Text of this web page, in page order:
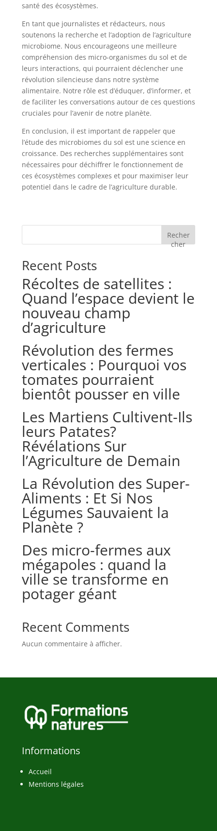
santé des écosystèmes.
En tant que journalistes et rédacteurs, nous
soutenons la recherche et l’adoption de l’agriculture
microbiome. Nous encourageons une meilleure
compréhension des micro-organismes du sol et de
leurs interactions, qui pourraient déclencher une
révolution silencieuse dans notre système
alimentaire. Notre rôle est d’éduquer, d’informer, et
de faciliter les conversations autour de ces questions
cruciales pour l’avenir de notre planète.
En conclusion, il est important de rappeler que
l’étude des microbiomes du sol est une science en
croissance. Des recherches supplémentaires sont
nécessaires pour déchiffrer le fonctionnement de
ces écosystèmes complexes et pour maximiser leur
potentiel dans le cadre de l’agriculture durable.
Recher
cher
Recent Posts
Récoltes de satellites :
Quand l’espace devient le
nouveau champ
d’agriculture
Révolution des fermes
verticales : Pourquoi vos
tomates pourraient
bientôt pousser en ville
Les Martiens Cultivent-Ils
leurs Patates?
Révélations Sur
l’Agriculture de Demain
La Révolution des Super-
Aliments : Et Si Nos
Légumes Sauvaient la
Planète ?
Des micro-fermes aux
mégapoles : quand la
ville se transforme en
potager géant
Recent Comments
Aucun commentaire à afficher.
Informations
Accueil
Mentions légales